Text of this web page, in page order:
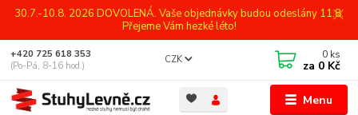
30.7.-10.8. 2026 DOVOLENÁ. Vaše objednávky budou odeslány 11.8.
Přejeme Vám hezké léto!
Menu
CZK
+420 725 618 353
(Po-Pá, 8-16 hod.)
0 ks
za 0 Kč